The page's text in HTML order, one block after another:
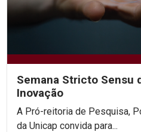
Semana Stricto Sensu
Inovação
A Pró-reitoria de Pesquisa,
da Unicap convida para...